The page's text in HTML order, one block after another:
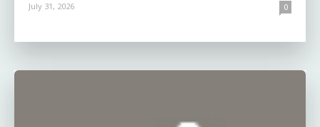
July 31, 2026 0